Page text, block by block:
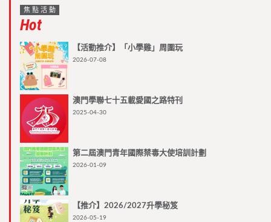
焦點活動
Hot
【活動推介】「小學雞」周圍玩
2026-07-08
澳門學聯七十五載愛國之路特刊
2025-04-30
第二屆澳門青年國際禁毒大使培訓計劃
2026-01-09
【推介】2026/2027升學秘笈
2026-05-19